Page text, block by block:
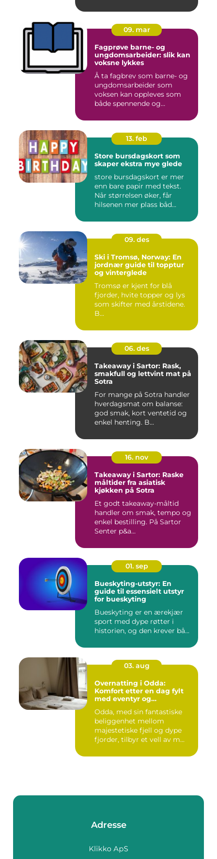
09. mar
Fagprøve barne- og
ungdomsarbeider: slik kan
voksne lykkes
Å ta fagbrev som barne- og
ungdomsarbeider som
voksen kan oppleves som
både spennende og
13. feb
Store bursdagskort som
skaper ekstra mye glede
store bursdagskort er mer
enn bare papir med tekst.
Når størrelsen øker, får
hilsenen mer plass båd...
09. des
Ski i Tromsø, Norway: En
jordnær guide til topptur
og vinterglede
Tromsø er kjent for blå
fjorder, hvite topper og lys
som skifter med årstidene.
B...
06. des
Takeaway i Sartor: Rask,
smakfull og lettvint mat på
Sotra
For mange på Sotra handler
hverdagsmat om balanse:
god smak, kort ventetid og
enkel henting. B...
16. nov
Takeaway i Sartor: Raske
måltider fra asiatisk
kjøkken på Sotra
Et godt takeaway-måltid
handler om smak, tempo og
enkel bestilling. På Sartor
Senter p&a...
01. sep
Bueskyting-utstyr: En
guide til essensielt utstyr
for bueskyting
Bueskyting er en ærekjær
sport med dype røtter i
historien, og den krever bå...
03. aug
Overnatting i Odda:
Komfort etter en dag fylt
med eventyr og
Odda, med sin fantastiske
beliggenhet mellom
majestetiske fjell og dype
fjorder, tilbyr et vell av m...
Adresse